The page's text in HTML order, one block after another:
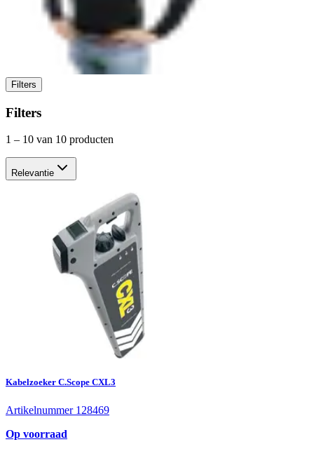
Filters
Filters
1 – 10 van 10 producten
Relevantie
Kabelzoeker C.Scope CXL3
Artikelnummer 128469
Op voorraad